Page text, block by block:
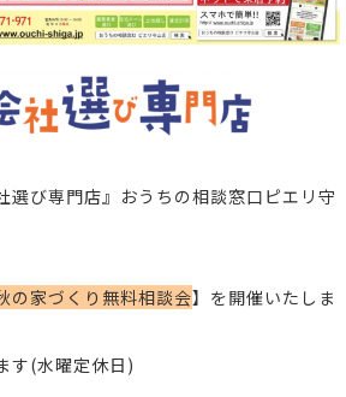
選び専門店』おうちの相談窓口ピエリ守
の家づくり無料相談会】 を開催いたしま
す(水曜定休日)